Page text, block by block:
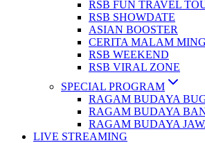
RSB FUN TRAVEL
RSB SHOWDATE
ASIAN BOOSTER
CERITA MALAM
RSB WEEKEND
RSB VIRAL ZONE
SPECIAL PROGRAM
RAGAM BUDAYA
RAGAM BUDAYA
RAGAM BUDAYA
LIVE STREAMING